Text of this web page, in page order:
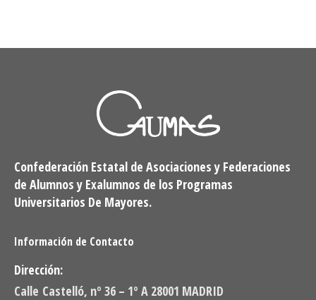
Confederación Estatal de Asociaciones y Federaciones
de Alumnos y Exalumnos de los Programas
Universitarios De Mayores.
Información de Contacto
Dirección:
Calle Castelló, nº 36 – 1º A 28001 MADRID